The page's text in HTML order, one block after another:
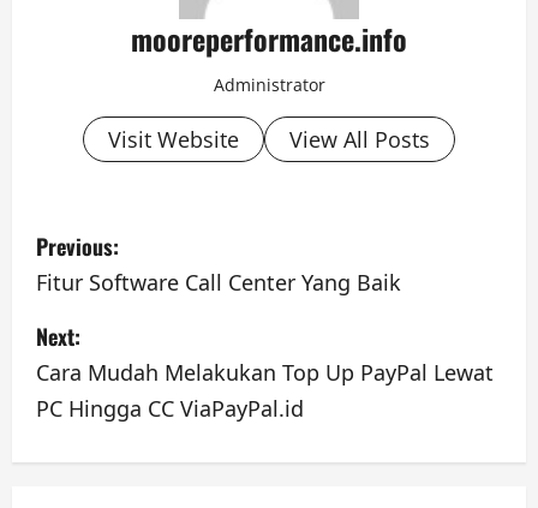
mooreperformance.info
Administrator
Visit Website View All Posts
P
o
s
t
n
Previous:
Fitur Software Call Center Yang Baik
Next:
Cara Mudah Melakukan Top Up PayPal Lewat
PC Hingga CC ViaPayPal.id